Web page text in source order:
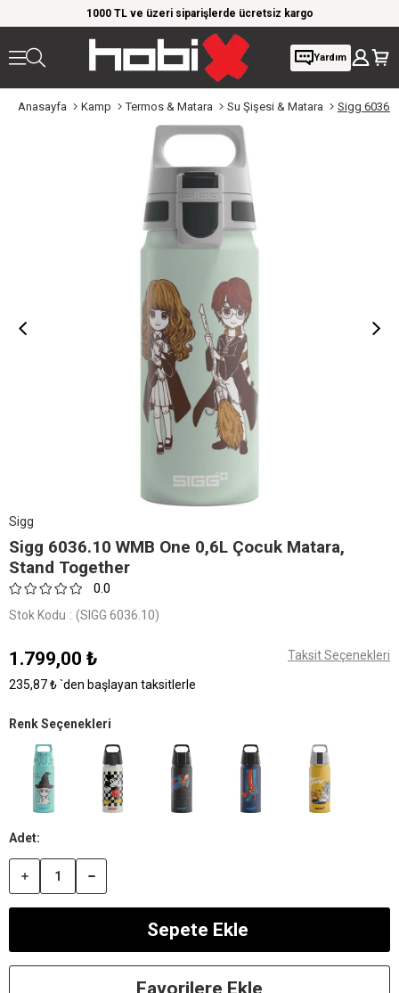
1000 TL ve üzeri siparişlerde ücretsiz kargo
Yardım
Anasayfa Kamp Termos & Matara Su Şişesi & Matara
Sigg
Sigg 6036.10 WMB One 0,6L Çocuk Matara,
Stand Together
0.0
Stok Kodu (SIGG 6036.10)
1.799,00 ₺ Taksit Seçenekleri
235,87 ₺`den başlayan taksitlerle
Renk Seçenekleri
Favorilere Ekle